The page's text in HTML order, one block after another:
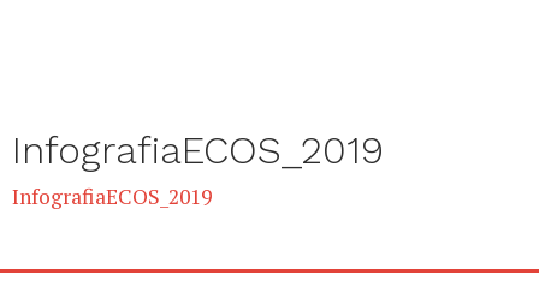
InfografiaECOS_2019
InfografiaECOS_2019